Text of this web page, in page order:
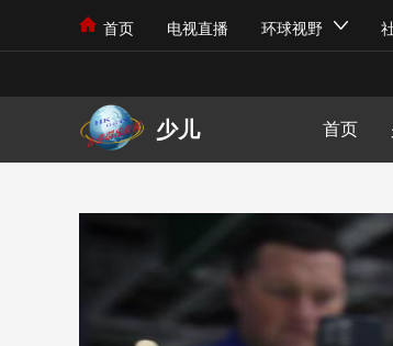
首页 电视直播 环球视野
世界旅行 观察视点 旅游文化 国际新
热点新闻 政策政令 社会现象 民生关
芳华在线 中华文化 美食探索 文化遗
书画教育 艺术市场 绘画艺术 书法赏
中华功夫 体育健身 体育动态 环球体
少儿未来 少儿科技 少儿才艺 少儿成
综艺娱乐 音乐风尚 影视资讯 明星动
少儿 首页